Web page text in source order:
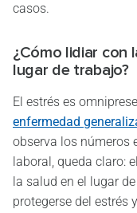
casos.
¿Cómo lidiar con
lugar de trabajo?
El estrés es
enfermedad
observa los números
laboral, queda claro:
la salud en el lugar
protegerse del estrés